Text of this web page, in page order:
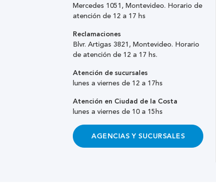
Mercedes 1051, Montevideo. Horario de
atención de 12 a 17 hs
Reclamaciones
Blvr. Artigas 3821, Montevideo. Horario
de atención de 12 a 17 hs.
Atención de sucursales
lunes a viernes de 12 a 17hs
Atención en Ciudad de la Costa
lunes a viernes de 10 a 15hs
AGENCIAS Y SUCURSALES